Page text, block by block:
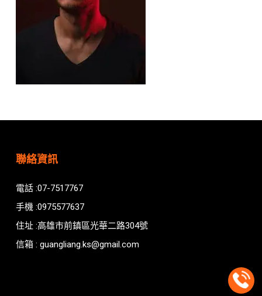
聯絡資訊
電話 :07-7517767
手機 :0975577637
住址 :高雄市前鎮區光華二路304號
信箱 : guangliang.ks@gmail.com